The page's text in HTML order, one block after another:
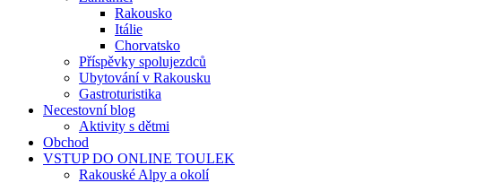
Rakousko
Itálie
Chorvatsko
Příspěvky spolujezdců
Ubytování v Rakousku
Gastroturistika
Necestovní blog
Aktivity s dětmi
Obchod
VSTUP DO ONLINE TOULEK
Rakouské Alpy a okolí